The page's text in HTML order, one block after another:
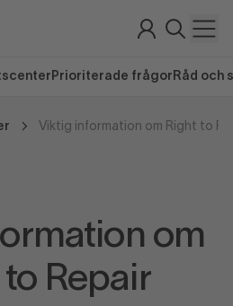
Prioriterade frågor Råd och
Viktig information om Right to
om
to Repair